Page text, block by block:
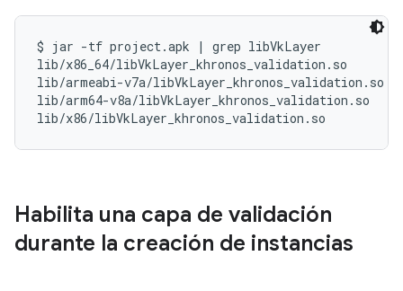
$ jar -tf project.apk | grep libVkLayer
lib/x86_64/libVkLayer_khronos_validation.so
lib/armeabi-v7a/libVkLayer_khronos_validation.so
lib/arm64-v8a/libVkLayer_khronos_validation.so
Habilita una capa de validación
durante la creación de instancias